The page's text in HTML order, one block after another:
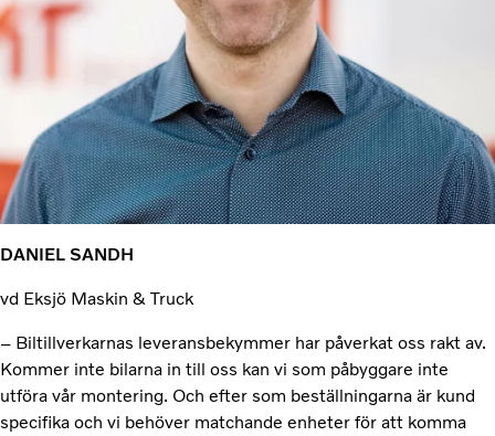
DANIEL SANDH
vd Eksjö Maskin & Truck
– Biltillverkarnas leveransbekymmer har påverkat oss rakt av.
Kommer inte bilarna in till oss kan vi som påbyggare inte
utföra vår montering. Och efter som beställningarna är kund
specifika och vi behöver matchande enheter för att komma